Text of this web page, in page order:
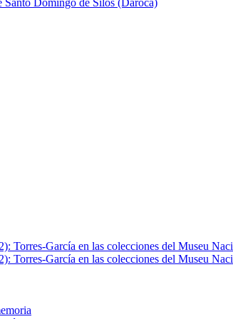
Santo Domingo de Silos (Daroca)
Torres-García en las colecciones del Museu
Torres-García en las colecciones del Museu